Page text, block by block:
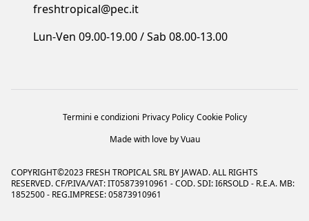
Lun-Ven 09.00-19.00 / Sab 08.00-13.00
Termini e condizioni Privacy Policy Cookie Policy
Made with love by Vuau
COPYRIGHT©2023 FRESH TROPICAL SRL BY JAWAD. ALL RIGHTS
1852500 - REG.IMPRESE: 05873910961